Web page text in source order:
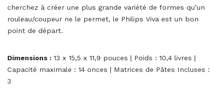
cherchez à créer une plus grande variété de formes qu’un
rouleau/coupeur ne le permet, le Philips Viva est un bon
point de départ.
Dimensions : 13 x 15,5 x 11,9 pouces | Poids : 10,4 livres |
Capacité maximale : 14 onces | Matrices de Pâtes Incluses :
3